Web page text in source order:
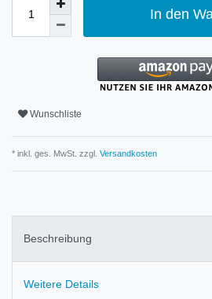
In den
Wunschliste
* inkl. ges. MwSt. zzgl. Versandkosten
Beschreibung
Weitere Details